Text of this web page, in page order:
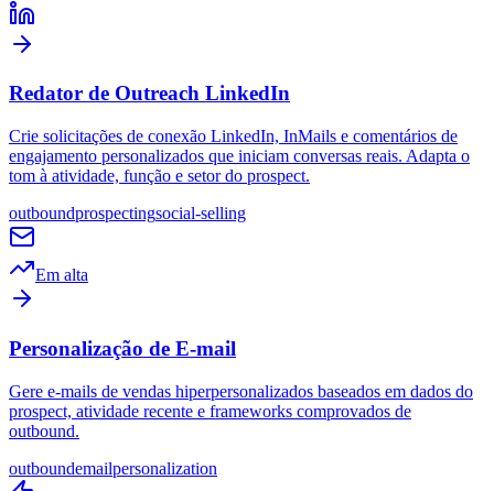
Redator de Outreach LinkedIn
Crie solicitações de conexão LinkedIn, InMails e comentários de
engajamento personalizados que iniciam conversas reais. Adapta o
tom à atividade, função e setor do prospect.
outboundprospectingsocial-selling
Em alta
Personalização de E-mail
Gere e-mails de vendas hiperpersonalizados baseados em dados do
prospect, atividade recente e frameworks comprovados de
outbound.
outboundemailpersonalization